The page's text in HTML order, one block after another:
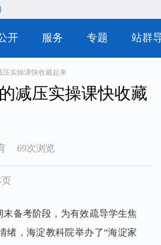
无障碍
新闻 公开 服务
压实操课快收藏起来
减压实操课快收藏
69次浏览
页
备考阶段， 为有效疏导学生焦
绪， 海淀教科院举办了“海淀家